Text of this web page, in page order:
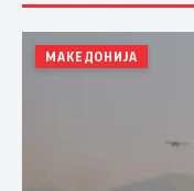
МАКЕДОНИЈА